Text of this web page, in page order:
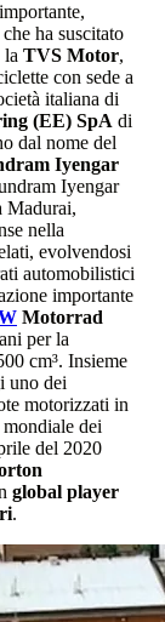
ha suscitato
la TVS Motor,
con sede a
italiana di
(EE) SpA di
dal nome del
Iyengar
Iyengar
Madurai,
nella
evolvendosi
automobilistici
importante
Motorrad
per la
cm³. Insieme
uno dei
motorizzati in
dei
del 2020
global player
.